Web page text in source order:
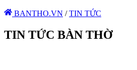
BANTHO.VN / TIN TỨC
TIN TỨC BÀN THỜ